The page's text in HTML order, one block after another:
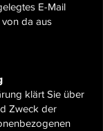
E-Mail
da aus
klärt Sie über
Zweck der